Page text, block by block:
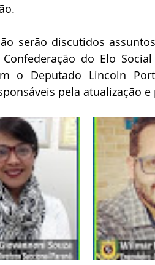
serão discutidos
do Elo
o Deputado Lincoln
pela atualização